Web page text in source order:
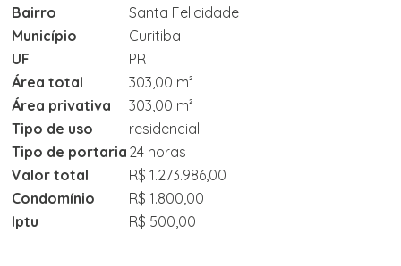
Bairro
Santa Felicidade
Município
Curitiba
UF
PR
Área total
303,00 m²
Área privativa
303,00 m²
Tipo de uso
residencial
Tipo de portaria 24 horas
Valor total
R$ 1.273.986,00
Condomínio
R$ 1.800,00
Iptu
R$ 500,00